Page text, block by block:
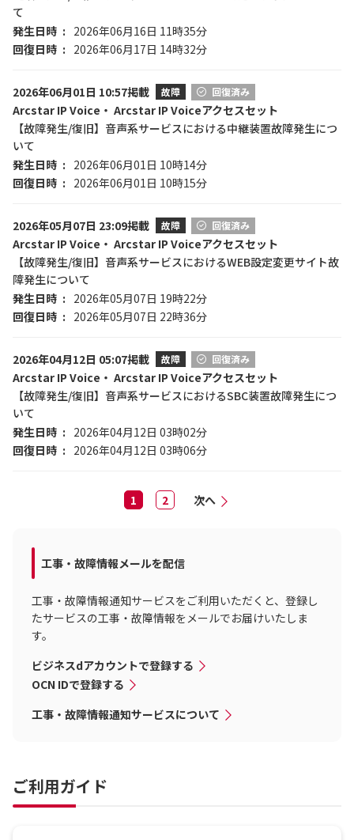
て
発生日時
2026年06月16日 11時35分
回復日時
2026年06月17日 14時32分
2026年06月01日 10:57掲載 故障 回復済み
Arcstar IP Voice・ Arcstar IP Voiceアクセスセット
【故障発生/復旧】音声系サービスにおける中継装置故障発生につ
いて
発生日時
2026年06月01日 10時14分
回復日時
2026年06月01日 10時15分
2026年05月07日 23:09掲載 故障 回復済み
Arcstar IP Voice・ Arcstar IP Voiceアクセスセット
【故障発生/復旧】音声系サービスにおけるWEB設定変更サイト故
障発生について
発生日時
2026年05月07日 19時22分
回復日時
2026年05月07日 22時36分
2026年04月12日 05:07掲載 故障 回復済み
Arcstar IP Voice・ Arcstar IP Voiceアクセスセット
【故障発生/復旧】音声系サービスにおけるSBC装置故障発生につ
いて
発生日時
2026年04月12日 03時02分
回復日時
2026年04月12日 03時06分
1 2 次へ
工事・故障情報メールを配信
工事・故障情報通知サービスをご利用いただくと、登録し
たサービスの工事・故障情報をメールでお届けいたしま
す。
ビジネスdアカウントで登録する
OCN IDで登録する
工事・故障情報通知サービスについて
ご利用ガイド